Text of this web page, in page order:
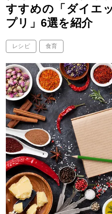
すすめの「ダイエ
プリ」6選を紹介
レシピ 食育